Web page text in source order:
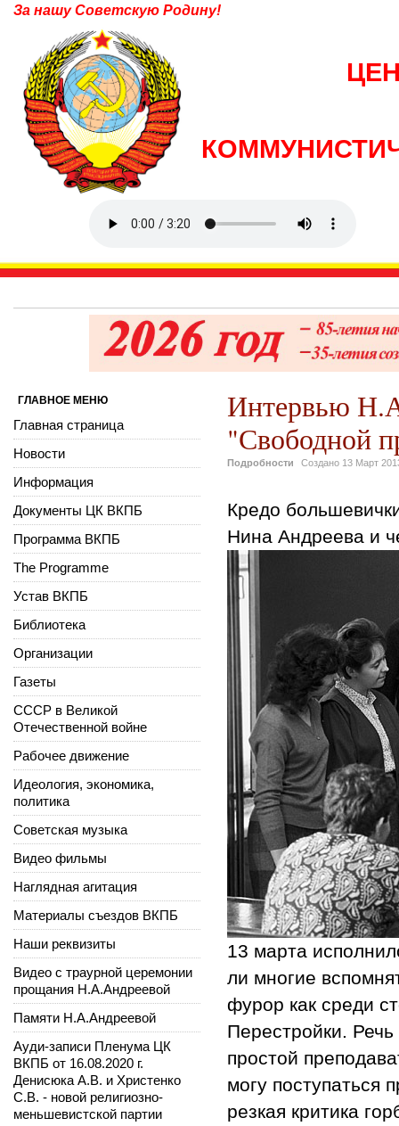
За нашу Советскую Родину!
Интервью
"Свободной
Подробности Создано 13 Март
Кредо
Нина Андреева и
13 марта
ли многие
фурор как среди
Перестройки.
простой
могу поступаться
резкая критика
ГЛАВНОЕ МЕНЮ
Главная страница
Новости
Информация
Документы ЦК ВКПБ
Программа ВКПБ
The Programme
Устав ВКПБ
Библиотека
Организации
Газеты
СССР в Великой
Отечественной войне
Рабочее движение
Идеология, экономика,
политика
Советская музыка
Видео фильмы
Наглядная агитация
Материалы съездов ВКПБ
Наши реквизиты
Видео с траурной церемонии
прощания Н.А.Андреевой
Памяти Н.А.Андреевой
Ауди-записи Пленума ЦК
ВКПБ от 16.08.2020 г.
Денисюка А.В. и Христенко
С.В. - новой религиозно-
меньшевистской партии